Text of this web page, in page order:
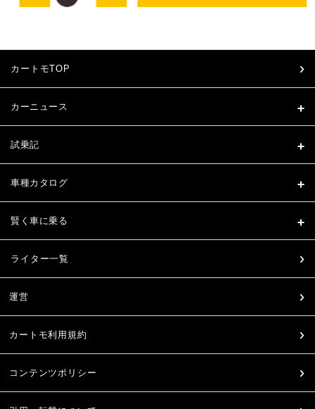
カートモTOP
カーニュース
試乗記
車種カタログ
賢く車に乗る
ライター一覧
運営
カートモ利用規約
コンテンツポリシー